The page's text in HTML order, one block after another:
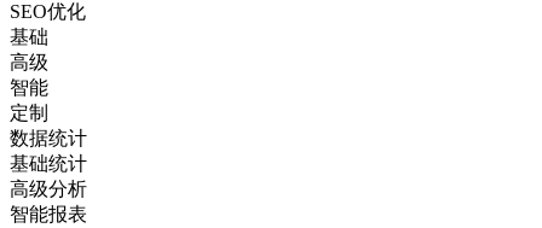
SEO优化
基础
高级
智能
定制
数据统计
基础统计
高级分析
智能报表